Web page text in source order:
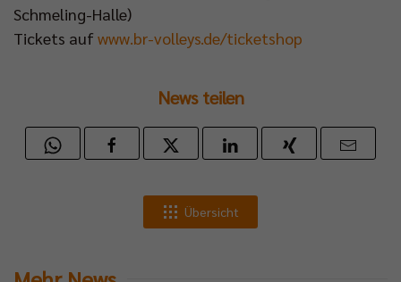
Schmeling-Halle)
Tickets auf www.br-volleys.de/ticketshop
News teilen
Übersicht